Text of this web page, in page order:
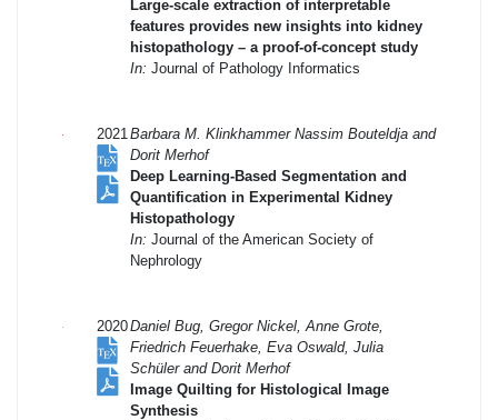
Large-scale extraction of interpretable
features provides new insights into kidney
histopathology – a proof-of-concept study
In: Journal of Pathology Informatics
2021 Barbara M. Klinkhammer Nassim Bouteldja and
Dorit Merhof
Deep Learning-Based Segmentation and
Quantification in Experimental Kidney
Histopathology
In: Journal of the American Society of
Nephrology
2020Daniel Bug, Gregor Nickel, Anne Grote,
Friedrich Feuerhake, Eva Oswald, Julia
Schüler and Dorit Merhof
Image Quilting for Histological Image
Synthesis